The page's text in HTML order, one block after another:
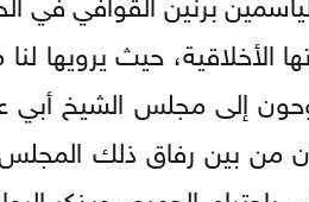
حيث يرويها
إلى مجلس الشيخ أبي
من بين رفاق ذلك